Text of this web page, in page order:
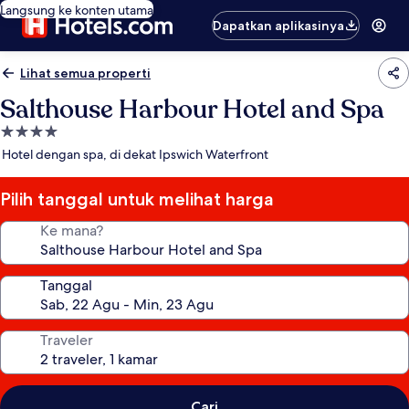
Langsung ke konten utama
Dapatkan aplikasinya
Lihat semua properti
Salthouse Harbour Hotel and Spa
Properti
bintang
Hotel dengan spa, di dekat Ipswich Waterfront
Pilih tanggal untuk melihat harga
Ke mana?
Tanggal
Traveler